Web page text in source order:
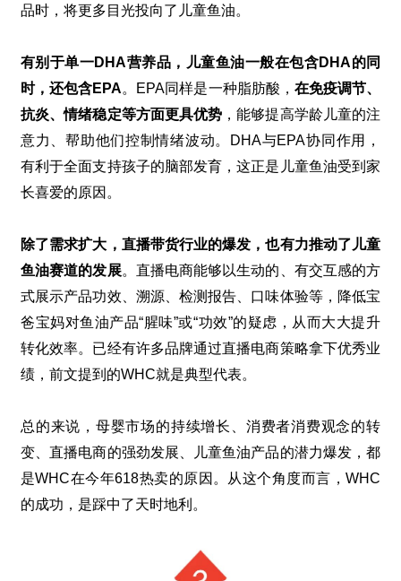
品时，将更多目光投向了儿童鱼油。
有别于单一DHA营养品，儿童鱼油一般在包含DHA的同
时，还包含EPA。 EPA 同样是一种脂肪酸， 在免疫调节、
抗炎、情绪稳定等方面更具优势 ，能够提高学龄儿童的注
意力、帮助他们控制情绪波动。
DHA与EPA协同作用，
有利于全面支持孩子的脑部发育，这正是儿童鱼油受到家
长喜爱的原因。
除了需求扩大，直播带货行业的爆发，也有力推动了儿童
鱼油赛道的发展。直播电商能够以生动的、有交互感的方
式展示产品功效、溯源、检测报告、口味体验等，降低宝
爸宝妈对鱼油产品“腥味”或“功效”的疑虑，从而大大提升
转化效率。已经有许多品牌通过直播电商策略拿下优秀业
绩，前文提到的WHC就是典型代表。
总的来说，母婴市场的持续增长、消费者消费观念的转
变、直播电商的强劲发展、儿童鱼油产品的潜力爆发，都
是WHC在今年618热卖的原因。从这个角度而言，WHC
的成功，是踩中了天时地利。